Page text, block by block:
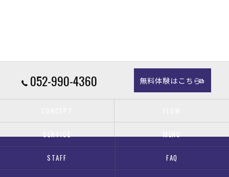
052-990-4360 無料体験はこちら
SERVICE MENU
STAFF FAQ